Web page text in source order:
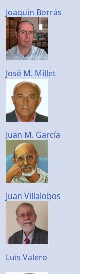
Joaquin Borrás
José M. Millet
Juan M. García
Juan Villalobos
Luis Valero